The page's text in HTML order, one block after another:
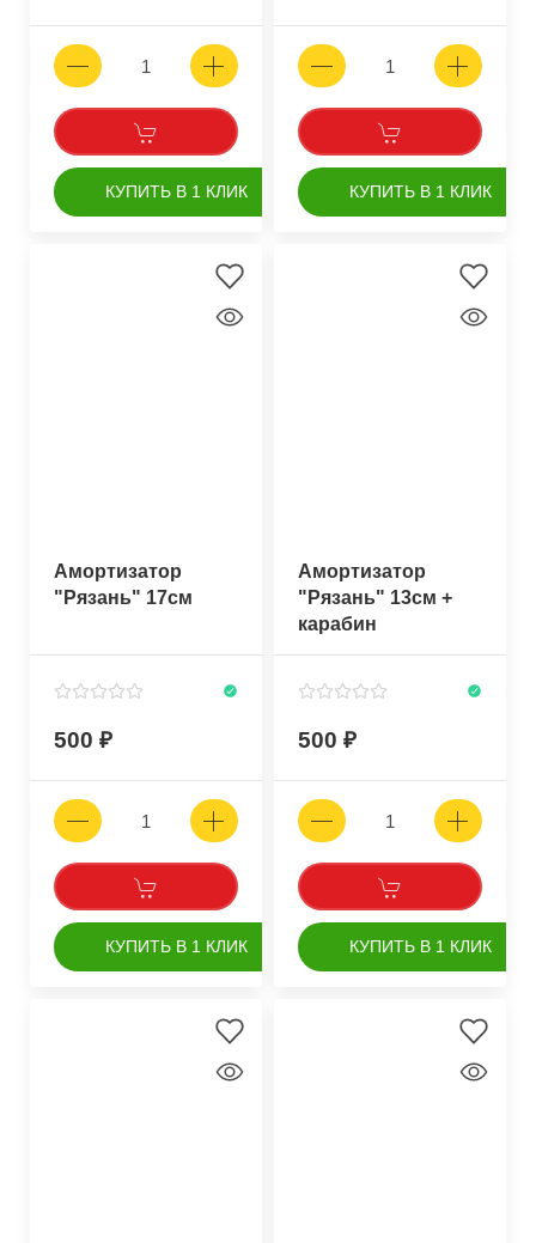
КУПИТЬ В 1 КЛИК КУПИТЬ В 1 КЛИК
Амортизатор
"Рязань" 17см
500
КУПИТЬ В 1 КЛИК
Амортизатор
"Рязань" 13см +
карабин
500
КУПИТЬ В 1 КЛИК